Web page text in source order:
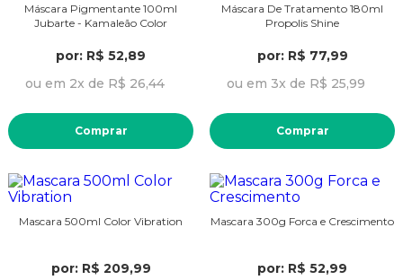
Máscara Pigmentante 100ml
Jubarte - Kamaleão Color
por: R$ 52,89
ou em 2x de R$ 26,44
Comprar
Máscara De Tratamento 180ml
Propolis Shine
por: R$ 77,99
ou em 3x de R$ 25,99
Comprar
Mascara 500ml Color Vibration
por: R$ 209,99
Mascara 300g Forca e Crescimento
por: R$ 52,99